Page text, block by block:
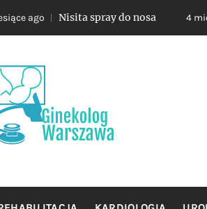
Nisita spray do nosa 4 miesiące
oraz leczeniem chorob